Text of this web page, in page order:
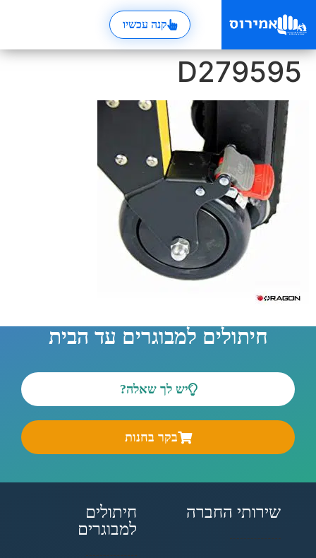
קנה עכשיו
D279595
חיתולים למבוגרים עד הבית
יש לך שאלה?
בקר בחנות
שירותי החברה
חיתולים
למבוגרים